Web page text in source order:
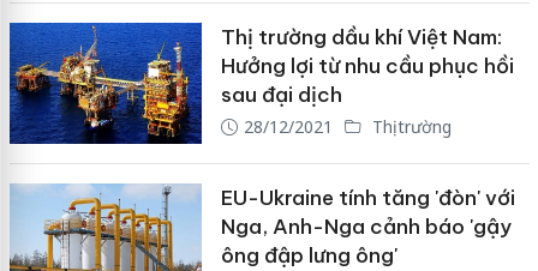
Thị trường dầu khí Việt Nam:
Hưởng lợi từ nhu cầu phục hồi
sau đại dịch
28/12/2021 Thị trường
EU-Ukraine tính tăng 'đòn' với
Nga, Anh-Nga cảnh báo 'gậy
ông đập lưng ông'